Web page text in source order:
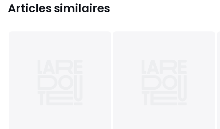
Articles similaires